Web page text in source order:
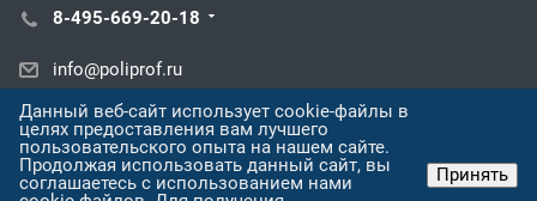
8-495-669-20-18
info@poliprof.ru
ул. Восстания, 100, корп. 266Д
Данный веб-сайт использует cookie-файлы в
целях предоставления вам лучшего
пользовательского опыта на нашем сайте.
Продолжая использовать данный сайт, вы
соглашаетесь с использованием нами
Принять